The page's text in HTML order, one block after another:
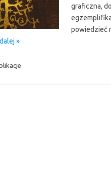
graficzna,
powiedzieć
»